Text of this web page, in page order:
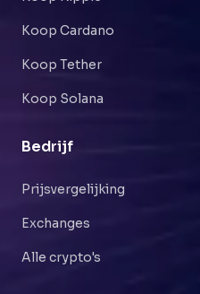
Koop Cardano
Koop Tether
Koop Solana
Bedrijf
Prijsvergelijking
Exchanges
Alle crypto's